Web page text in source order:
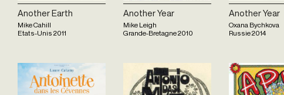
Another Earth
Mike Cahill
Etats-Unis 2011
Another Year
Mike Leigh
Grande-Bretagne2010
Another Year
Oxana Bychkova
Russie2014